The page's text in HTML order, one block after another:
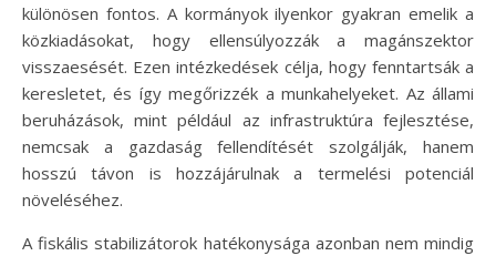
különösen fontos. A kormányok ilyenkor gyakran emelik a
közkiadásokat, hogy ellensúlyozzák a magánszektor
visszaesését. Ezen intézkedések célja, hogy fenntartsák a
keresletet, és így megőrizzék a munkahelyeket. Az állami
beruházások, mint például az infrastruktúra fejlesztése,
nemcsak a gazdaság fellendítését szolgálják, hanem
hosszú távon is hozzájárulnak a termelési potenciál
növeléséhez.
A fiskális stabilizátorok hatékonysága azonban nem mindig